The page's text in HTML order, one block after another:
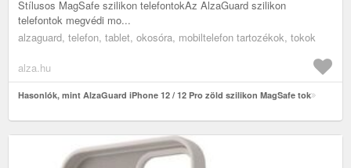
Stílusos MagSafe szilikon telefontokAz AlzaGuard szilikon
telefontok megvédi mo...
alzaguard, telefon, tablet, okosóra, mobiltelefon tartozékok, tokok
alza.hu
Hasonlók, mint AlzaGuard iPhone 12 / 12 Pro zöld szilikon MagSafe tok